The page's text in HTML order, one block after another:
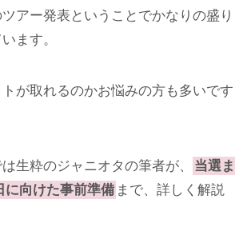
アー発表ということでかなりの盛り
ます。
が取れるのかお悩みの方も多いです
生粋のジャニオタの筆者が、
当選ま
に向けた事前準備 まで、詳しく解説